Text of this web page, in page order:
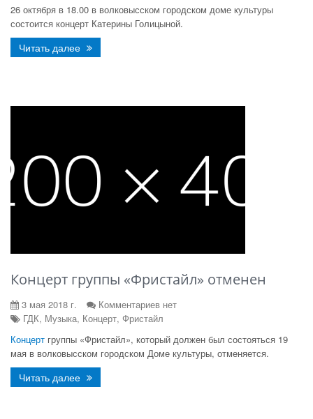
26 октября в 18.00 в волковысском городском доме культуры
состоится концерт Катерины Голицыной.
Читать далее
Концерт группы «Фристайл» отменен
3 мая 2018 г.
Комментариев нет
ГДК, Музыка, Концерт, Фристайл
Концерт группы «Фристайл», который должен был состояться 19
мая в волковысском городском Доме культуры, отменяется.
Читать далее